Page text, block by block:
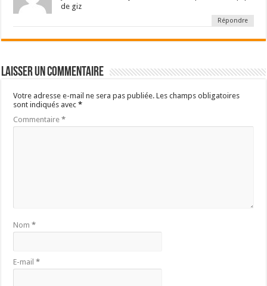
de giz
Répondre
Laisser un commentaire
Votre adresse e-mail ne sera pas publiée. Les champs obligatoires
sont indiqués avec*
Commentaire*
Nom*
E-mail*